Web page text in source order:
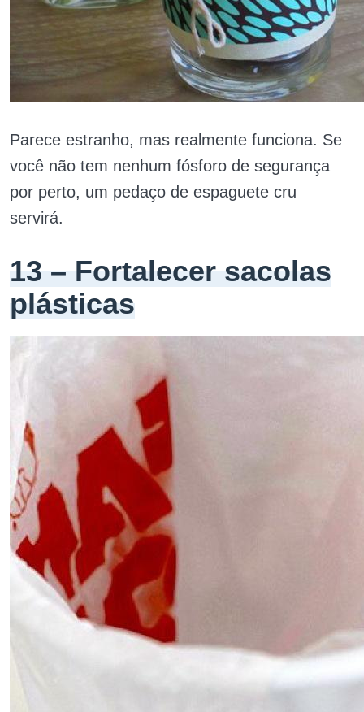
Parece estranho, mas realmente funciona. Se
você não tem nenhum fósforo de segurança
por perto, um pedaço de espaguete cru
servirá.
13 – Fortalecer sacolas
plásticas